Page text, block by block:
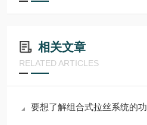
相关文章
RELATED ARTICLES
要想了解组合式拉丝系统的